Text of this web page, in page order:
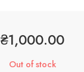
₴1,000.00
Out of stock